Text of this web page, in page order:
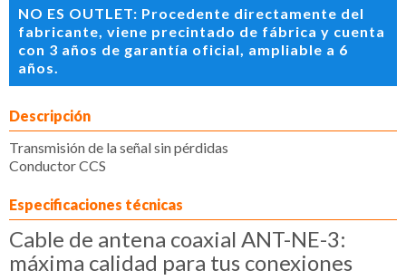
NO ES OUTLET: Procedente directamente del
fabricante, viene precintado de fábrica y cuenta
con 3 años de garantía oficial, ampliable a 6
años.
Descripción
Transmisión de la señal sin pérdidas
Conductor CCS
Especificaciones técnicas
Cable de antena coaxial ANT-NE-3:
máxima calidad para tus conexiones